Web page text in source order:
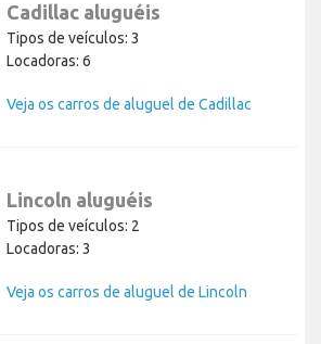
Cadillac aluguéis
Tipos de veículos: 3
Locadoras: 6
Veja os carros de aluguel de Cadillac
Lincoln aluguéis
Tipos de veículos: 2
Locadoras: 3
Veja os carros de aluguel de Lincoln